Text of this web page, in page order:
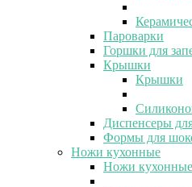
Пароварки
Горшки для
Крышки
Крышки
Диспенсеры
Формы для
Ножи кухонные
Ножи кухонные